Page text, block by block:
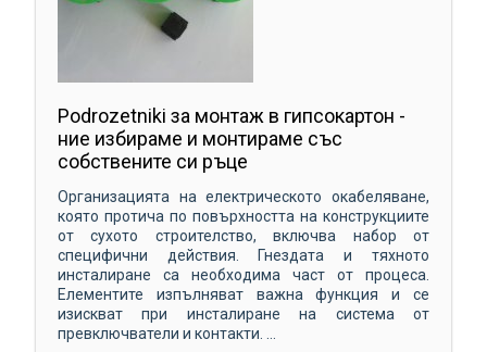
Podrozetniki за монтаж в гипсокартон -
ние избираме и монтираме със
собствените си ръце
Организацията на електрическото окабеляване,
която протича по повърхността на конструкциите
от сухото строителство, включва набор от
специфични действия. Гнездата и тяхното
инсталиране са необходима част от процеса.
Елементите изпълняват важна функция и се
изискват при инсталиране на система от
превключватели и контакти. ...